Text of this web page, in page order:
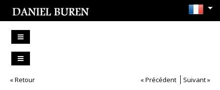
« Retour « Précédent Suivant »